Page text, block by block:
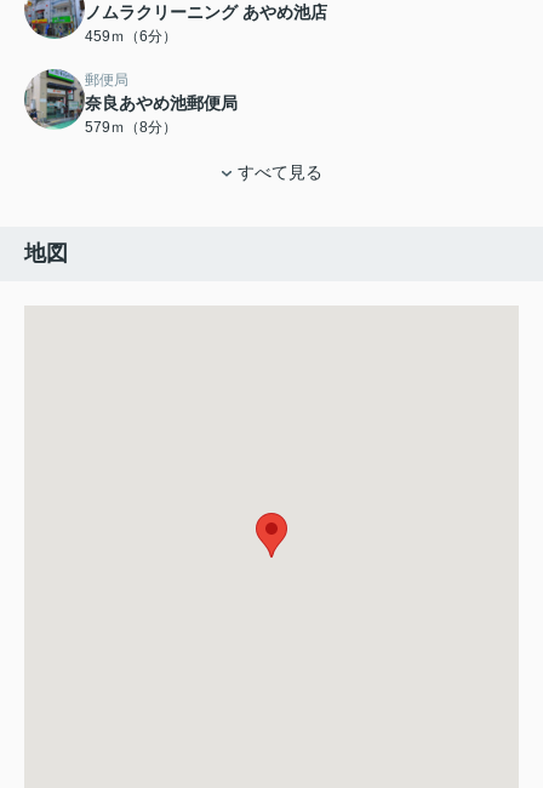
ノムラクリーニング あやめ池店
459ｍ（6分）
郵便局
奈良あやめ池郵便局
579ｍ（8分）
すべて見る
地図